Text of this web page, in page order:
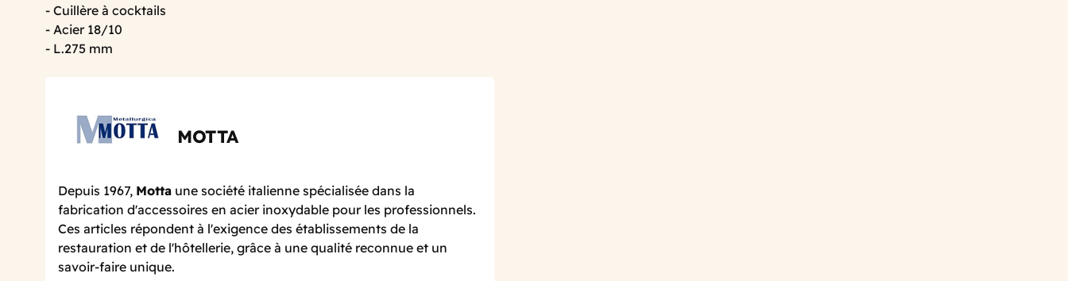
- Cuillère à cocktails
- Acier 18/10
- L.275 mm
MOTTA
Depuis 1967, Motta une société italienne spécialisée dans la
fabrication d'accessoires en acier inoxydable pour les professionnels.
Ces articles répondent à l'exigence des établissements de la
restauration et de l'hôtellerie, grâce à une qualité reconnue et un
savoir-faire unique.